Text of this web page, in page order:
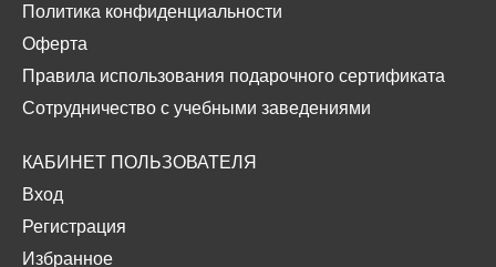
Политика конфиденциальности
Оферта
Правила использования подарочного сертификата
Сотрудничество с учебными заведениями
КАБИНЕТ ПОЛЬЗОВАТЕЛЯ
Вход
Регистрация
Избранное